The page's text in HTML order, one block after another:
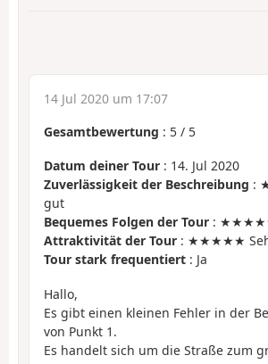
14 Jul 2020 um 17:07
Gesamtbewertung : 5 / 5
Datum deiner Tour : 14. Jul 2020
Zuverlässigkeit der Beschreibung :
gut
Bequemes Folgen der Tour :
Attraktivität der Tour : ★★★★★
Tour stark frequentiert : Ja
Hallo,
Es gibt einen kleinen Fehler in der
von Punkt 1.
Es handelt sich um die Straße zum